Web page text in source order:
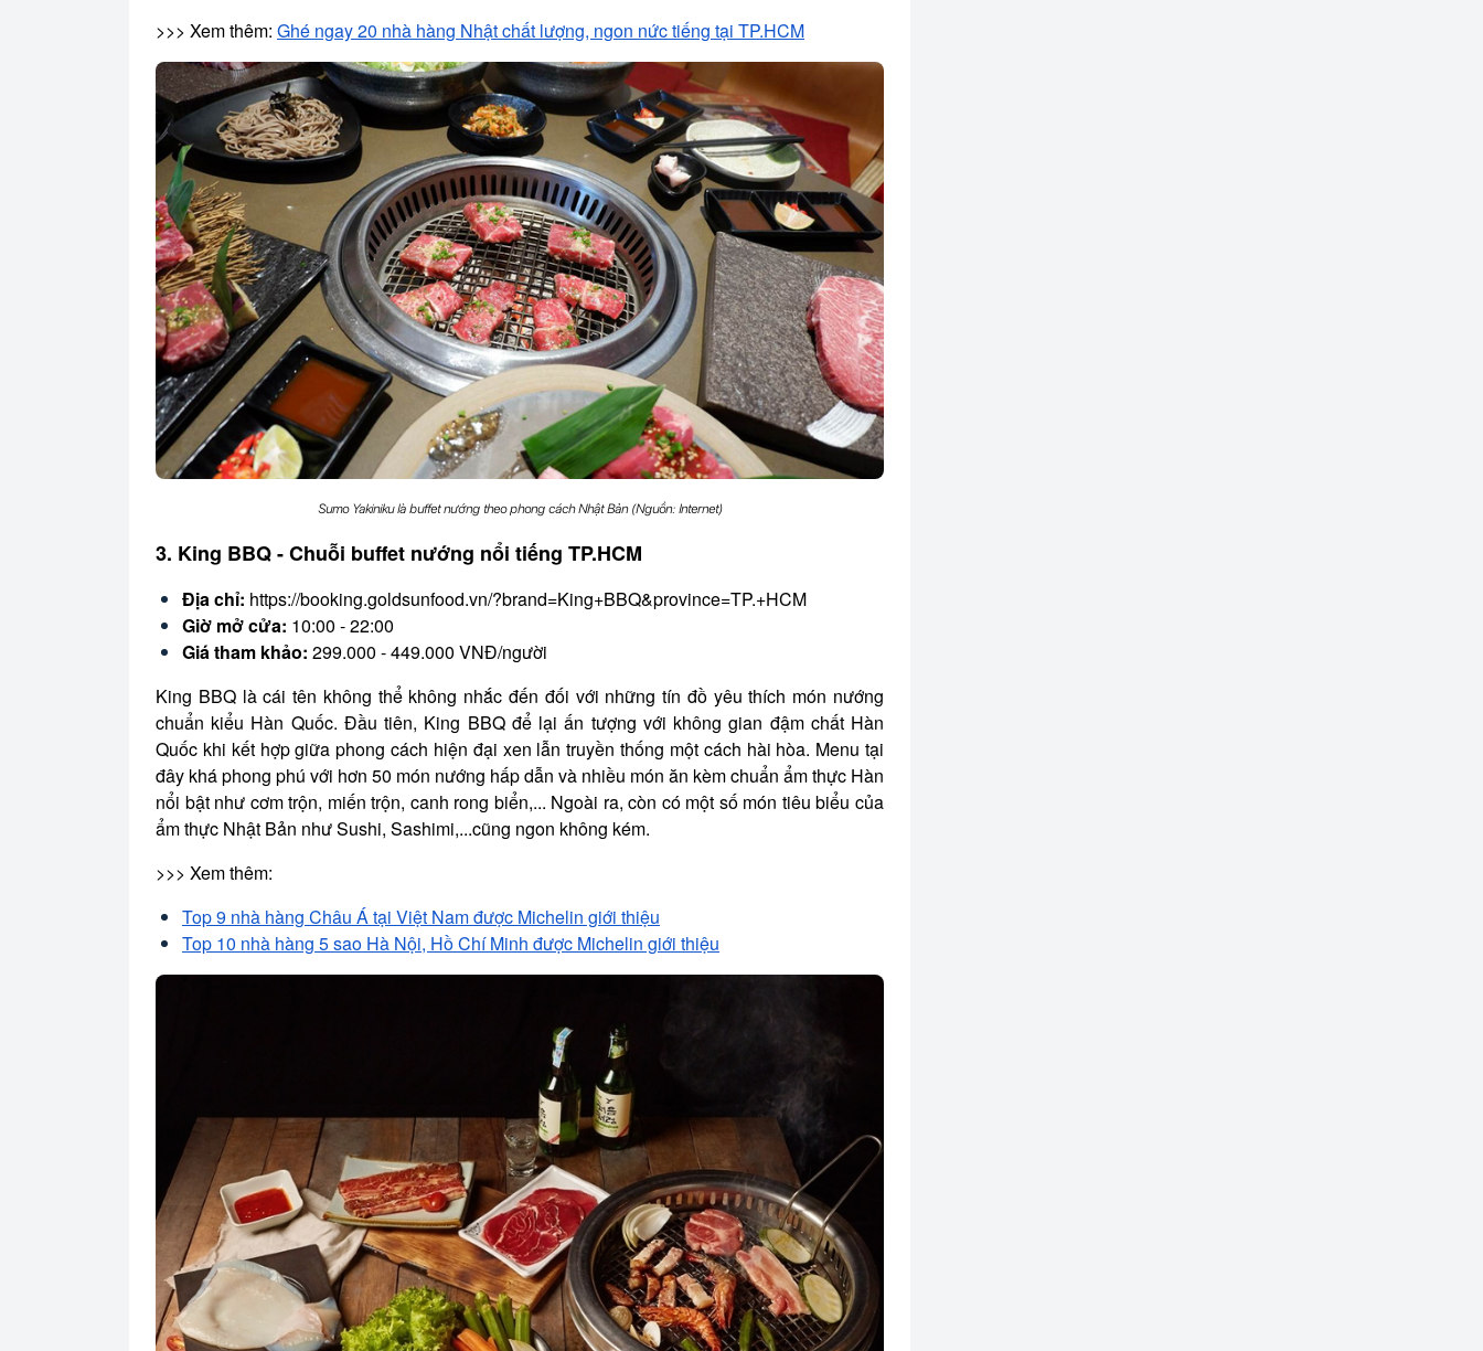
>>> Xem thêm: Ghé ngay 20 nhà hàng Nhật chất lượng, ngon nức tiếng tại TP.HCM
Sumo Yakiniku là buffet nướng theo phong cách Nhật Bản (Nguồn: Internet)
3. King BBQ - Chuỗi buffet nướng nổi tiếng TP.HCM
Địa chỉ: https://booking.goldsunfood.vn/?brand=King+BBQ&province=TP.+HCM
Giờ mở cửa: 10:00 - 22:00
Giá tham khảo: 299.000 - 449.000 VNĐ/người
King BBQ là cái tên không thể không nhắc đến đối với những tín đồ yêu thích món nướng
chuẩn kiểu Hàn Quốc. Đầu tiên, King BBQ để lại ấn tượng với không gian đậm chất Hàn
Quốc khi kết hợp giữa phong cách hiện đại xen lẫn truyền thống một cách hài hòa. Menu tại
đây khá phong phú với hơn 50 món nướng hấp dẫn và nhiều món ăn kèm chuẩn ẩm thực Hàn
nổi bật như cơm trộn, miến trộn, canh rong biển,... Ngoài ra, còn có một số món tiêu biểu của
ẩm thực Nhật Bản như Sushi, Sashimi,...cũng ngon không kém.
>>> Xem thêm:
Top 9 nhà hàng Châu Á tại Việt Nam được Michelin giới thiệu
Top 10 nhà hàng 5 sao Hà Nội, Hồ Chí Minh được Michelin giới thiệu